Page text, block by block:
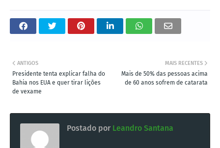
MAIS RECENTES
Mais de 50% das pessoas acima
de 60 anos sofrem de catarata
ANTIGOS
Presidente tenta explicar falha do
Bahia nos EUA e quer tirar lições
de vexame
Postado por Leandro Santana